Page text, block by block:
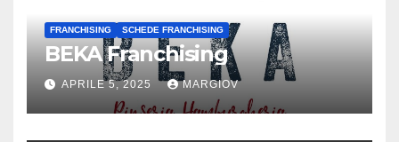
FRANCHISING SCHEDE FRANCHISING
BEKA Franchising
APRILE 5, 2025 MARGIOV